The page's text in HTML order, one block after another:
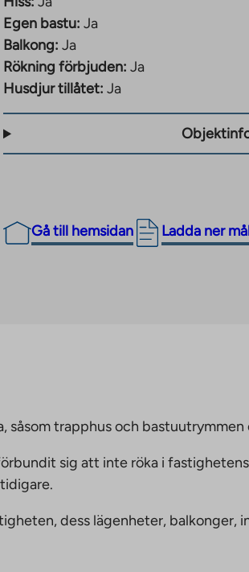
Egen bastu: Ja
Balkong: Ja
Rökning förbjuden: Ja
Husdjur tillåtet: Ja
Gå till hemsidan Ladda ner
The
opens
a
tab
såsom trapphus och bastuutrymmen
sig att inte röka i
dess lägenheter, balkonger,